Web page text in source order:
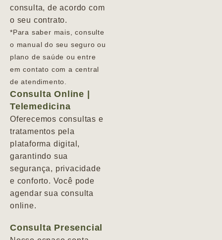
consulta, de acordo com
o seu contrato.
*Para saber mais, consulte
o manual do seu seguro ou
plano de saúde ou entre
em contato com a central
de atendimento.
Consulta Online |
Telemedicina
Oferecemos consultas e
tratamentos pela
plataforma digital,
garantindo sua
segurança, privacidade
e conforto. Você pode
agendar sua consulta
online.
Consulta Presencial